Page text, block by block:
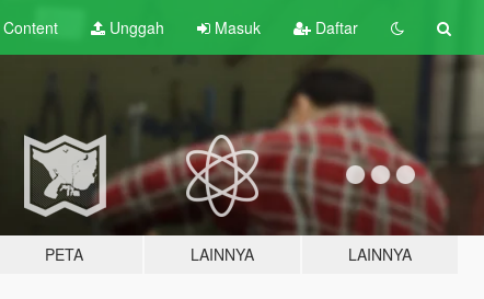
Content Unggah Masuk Daftar
PETA LAINNYA LAINNYA